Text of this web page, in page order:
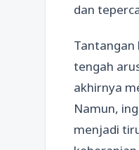
dan
Tantangan
tengah
akhirnya
Namun,
menjadi